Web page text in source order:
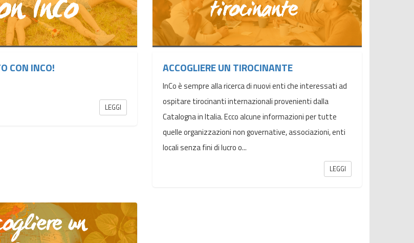
CON INCO!
LEGGI
ACCOGLIERE UN TIROCINANTE
InCo è sempre alla ricerca di nuovi enti che interessati ad
ospitare tirocinanti internazionali provenienti dalla
Catalogna in Italia. Ecco alcune informazioni per tutte
quelle organizzazioni non governative, associazioni, enti
locali senza fini di lucro o...
LEGGI